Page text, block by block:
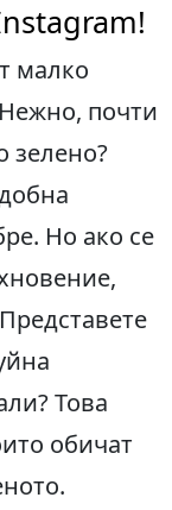
малко
почти
зелено?
Но ако се
Това
обичат